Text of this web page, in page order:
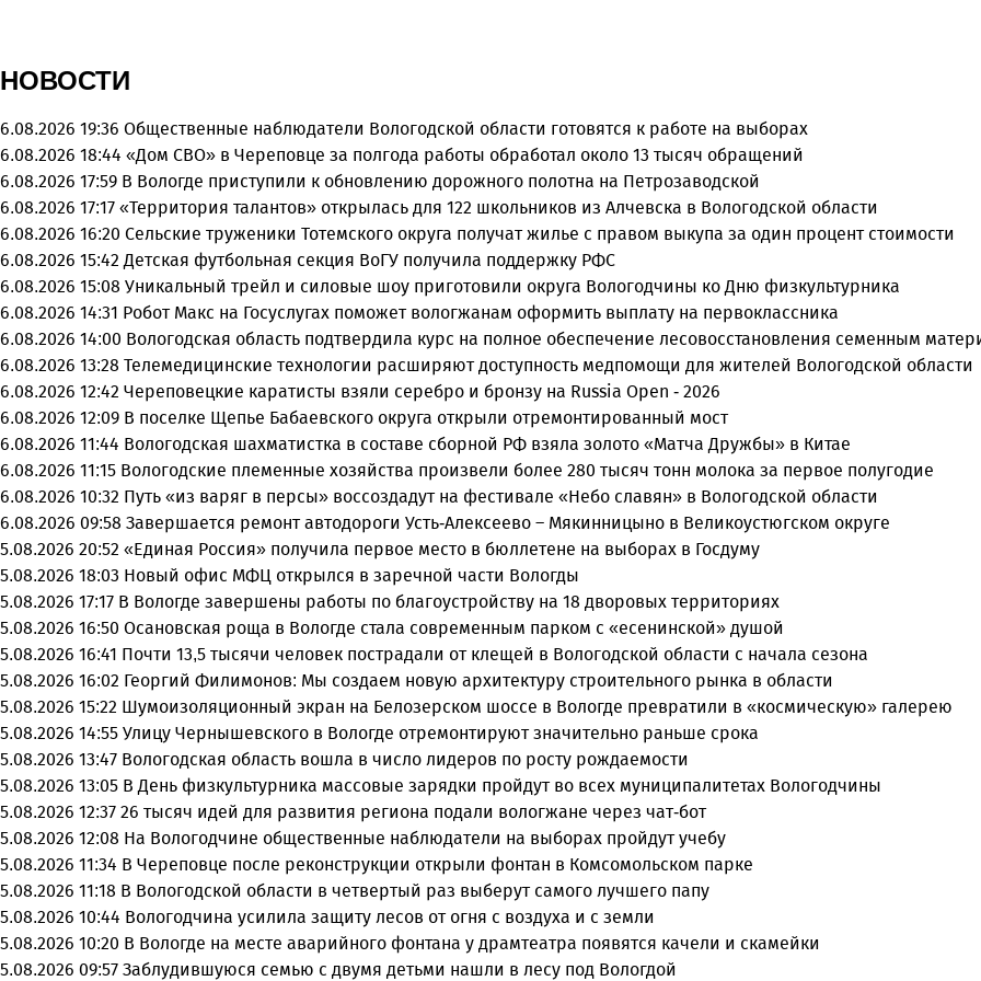
НОВОСТИ
6.08.2026 19:36 Общественные наблюдатели Вологодской области готовятся к работе на выборах
6.08.2026 18:44 «Дом СВО» в Череповце за полгода работы обработал около 13 тысяч обращений
6.08.2026 17:59 В Вологде приступили к обновлению дорожного полотна на Петрозаводской
6.08.2026 17:17 «Территория талантов» открылась для 122 школьников из Алчевска в Вологодской области
6.08.2026 16:20 Сельские труженики Тотемского округа получат жилье с правом выкупа за один процент стоимости
6.08.2026 15:42 Детская футбольная секция ВоГУ получила поддержку РФС
6.08.2026 15:08 Уникальный трейл и силовые шоу приготовили округа Вологодчины ко Дню физкультурника
6.08.2026 14:31 Робот Макс на Госуслугах поможет вологжанам оформить выплату на первоклассника
6.08.2026 14:00 Вологодская область подтвердила курс на полное обеспечение лесовосстановления семенным
6.08.2026 13:28 Телемедицинские технологии расширяют доступность медпомощи для жителей Вологодской области
6.08.2026 12:42 Череповецкие каратисты взяли серебро и бронзу на Russia Open - 2026
6.08.2026 12:09 В поселке Щепье Бабаевского округа открыли отремонтированный мост
6.08.2026 11:44 Вологодская шахматистка в составе сборной РФ взяла золото «Матча Дружбы» в Китае
6.08.2026 11:15 Вологодские племенные хозяйства произвели более 280 тысяч тонн молока за первое полугодие
6.08.2026 10:32 Путь «из варяг в персы» воссоздадут на фестивале «Небо славян» в Вологодской области
6.08.2026 09:58 Завершается ремонт автодороги Усть-Алексеево – Мякинницыно в Великоустюгском округе
5.08.2026 20:52 «Единая Россия» получила первое место в бюллетене на выборах в Госдуму
5.08.2026 18:03 Новый офис МФЦ открылся в заречной части Вологды
5.08.2026 17:17 В Вологде завершены работы по благоустройству на 18 дворовых территориях
5.08.2026 16:50 Осановская роща в Вологде стала современным парком с «есенинской» душой
5.08.2026 16:41 Почти 13,5 тысячи человек пострадали от клещей в Вологодской области с начала сезона
5.08.2026 16:02 Георгий Филимонов: Мы создаем новую архитектуру строительного рынка в области
5.08.2026 15:22 Шумоизоляционный экран на Белозерском шоссе в Вологде превратили в «космическую» галерею
5.08.2026 14:55 Улицу Чернышевского в Вологде отремонтируют значительно раньше срока
5.08.2026 13:47 Вологодская область вошла в число лидеров по росту рождаемости
5.08.2026 13:05 В День физкультурника массовые зарядки пройдут во всех муниципалитетах Вологодчины
5.08.2026 12:37 26 тысяч идей для развития региона подали вологжане через чат-бот
5.08.2026 12:08 На Вологодчине общественные наблюдатели на выборах пройдут учебу
5.08.2026 11:34 В Череповце после реконструкции открыли фонтан в Комсомольском парке
5.08.2026 11:18 В Вологодской области в четвертый раз выберут самого лучшего папу
5.08.2026 10:44 Вологодчина усилила защиту лесов от огня с воздуха и с земли
5.08.2026 10:20 В Вологде на месте аварийного фонтана у драмтеатра появятся качели и скамейки
5.08.2026 09:57 Заблудившуюся семью с двумя детьми нашли в лесу под Вологдой